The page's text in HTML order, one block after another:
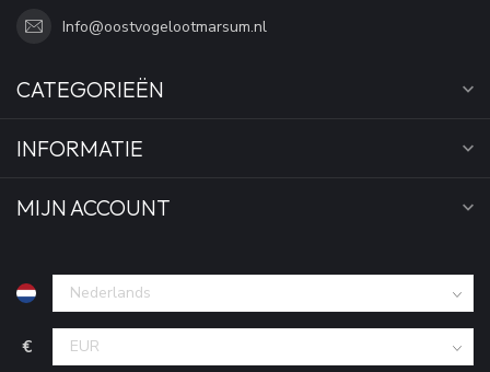
Info@oostvogelootmarsum.nl
CATEGORIEËN
INFORMATIE
MIJN ACCOUNT
€